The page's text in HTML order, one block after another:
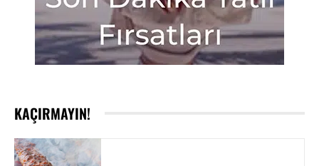
KAÇIRMAYIN!